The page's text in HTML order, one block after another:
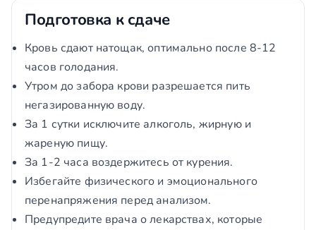
Подготовка к сдаче
Кровь сдают натощак, оптимально после 8-12
часов голодания.
Утром до забора крови разрешается пить
негазированную воду.
За 1 сутки исключите алкоголь, жирную и
жареную пищу.
За 1-2 часа воздержитесь от курения.
Избегайте физического и эмоционального
перенапряжения перед анализом.
Предупредите врача о лекарствах, которые